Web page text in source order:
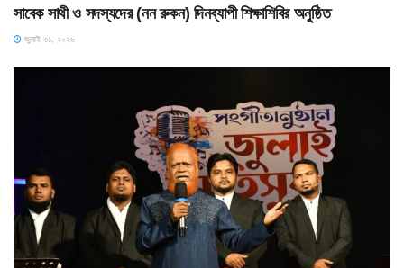
সাবেক সাথী ও সদস্যদের (নন রুকন) দিনব্যাপী শিক্ষাশিবির অনুষ্ঠিত
জুলাই ৩১, ২০২৬